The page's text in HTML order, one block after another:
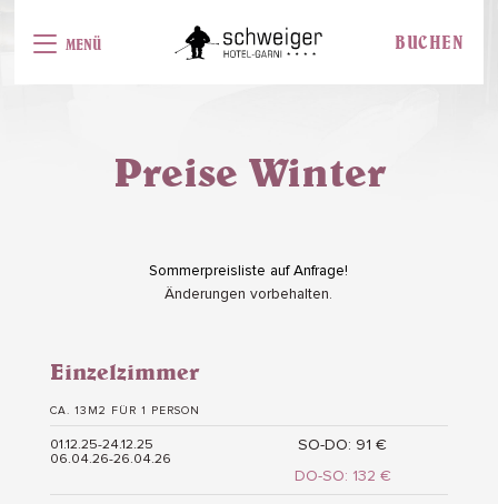
BUCHEN
MENÜ
Preise Winter
Sommerpreisliste auf Anfrage!
Änderungen vorbehalten.
Einzelzimmer
CA. 13M2 FÜR 1 PERSON
01.12.25-24.12.25
06.04.26-26.04.26
SO-DO: 91 €
DO-SO: 132 €